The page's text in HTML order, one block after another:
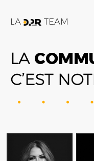
LA TEAM
LA
C’EST